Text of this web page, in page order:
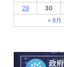
29
30
« 8月